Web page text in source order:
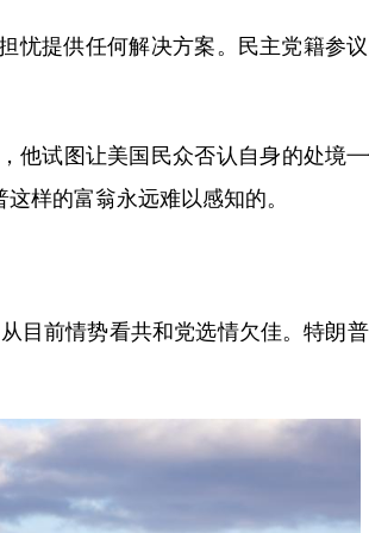
提供任何解决方案。民主党籍参议
他试图让美国民众否认自身的处境
样的富翁永远难以感知的。
前情势看共和党选情欠佳。特朗普